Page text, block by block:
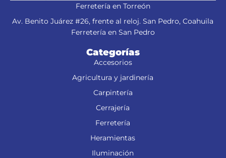
Ferretería en Torreón
Av. Benito Juárez #26, frente al reloj. San Pedro, Coahuila
Ferretería en San Pedro
Categorías
Accesorios
Agricultura y jardinería
Carpintería
Cerrajería
Ferretería
Heramientas
Iluminación